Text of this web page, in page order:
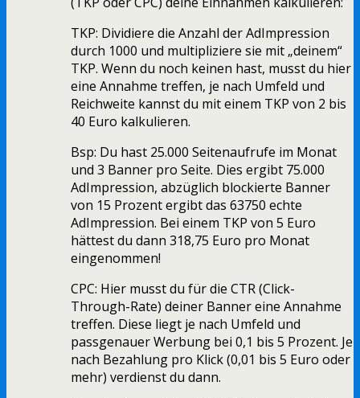
TKP: Dividiere die Anzahl der AdImpression
durch 1000 und multipliziere sie mit „deinem“
TKP. Wenn du noch keinen hast, musst du hier
eine Annahme treffen, je nach Umfeld und
Reichweite kannst du mit einem TKP von 2 bis
40 Euro kalkulieren.
Bsp: Du hast 25.000 Seitenaufrufe im Monat
und 3 Banner pro Seite. Dies ergibt 75.000
AdImpression, abzüglich blockierte Banner
von 15 Prozent ergibt das 63750 echte
AdImpression. Bei einem TKP von 5 Euro
hättest du dann 318,75 Euro pro Monat
eingenommen!
CPC: Hier musst du für die CTR (Click-
Through-Rate) deiner Banner eine Annahme
treffen. Diese liegt je nach Umfeld und
passgenauer Werbung bei 0,1 bis 5 Prozent. Je
nach Bezahlung pro Klick (0,01 bis 5 Euro oder
mehr) verdienst du dann.